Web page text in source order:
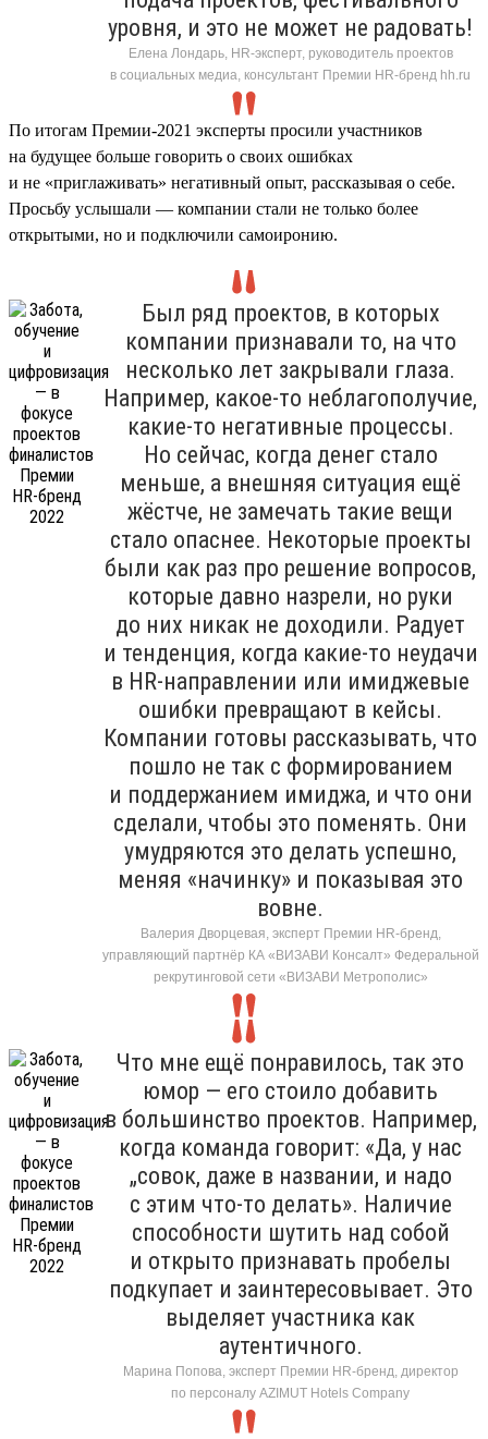
уровня, и это не может не радовать!
Елена Лондарь, HR-эксперт, руководитель проектов
в социальных медиа, консультант Премии HR-бренд hh.ru
По итогам Премии-2021 эксперты просили участников
на будущее больше говорить о своих ошибках
и не «приглаживать» негативный опыт, рассказывая о себе.
Просьбу услышали — компании стали не только более
открытыми, но и подключили самоиронию.
Был ряд проектов, в которых
компании признавали то, на что
несколько лет закрывали глаза.
Например, какое-то неблагополучие,
какие-то негативные процессы.
Но сейчас, когда денег стало
меньше, а внешняя ситуация ещё
жёстче, не замечать такие вещи
стало опаснее. Некоторые проекты
были как раз про решение вопросов,
которые давно назрели, но руки
до них никак не доходили. Радует
и тенденция, когда какие-то неудачи
в HR-направлении или имиджевые
ошибки превращают в кейсы.
Компании готовы рассказывать, что
пошло не так с формированием
и поддержанием имиджа, и что они
сделали, чтобы это поменять. Они
умудряются это делать успешно,
меняя «начинку» и показывая это
вовне.
Валерия Дворцевая, эксперт Премии HR-бренд,
управляющий партнёр КА «ВИЗАВИ Консалт» Федеральной
рекрутинговой сети «ВИЗАВИ Метрополис»
Что мне ещё понравилось, так это
юмор — его стоило добавить
в большинство проектов. Например,
когда команда говорит: «Да, у нас
„совок, даже в названии, и надо
с этим что-то делать». Наличие
способности шутить над собой
и открыто признавать пробелы
подкупает и заинтересовывает. Это
выделяет участника как
аутентичного.
Марина Попова, эксперт Премии HR-бренд, директор
по персоналу AZIMUT Hotels Company